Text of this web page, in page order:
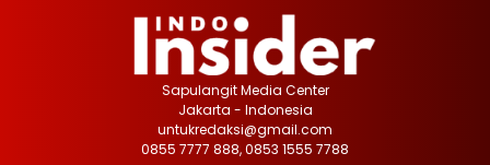
Sapulangit Media Center
Jakarta - Indonesia
untukredaksi@gmail.com
0855 7777 888, 0853 1555 7788